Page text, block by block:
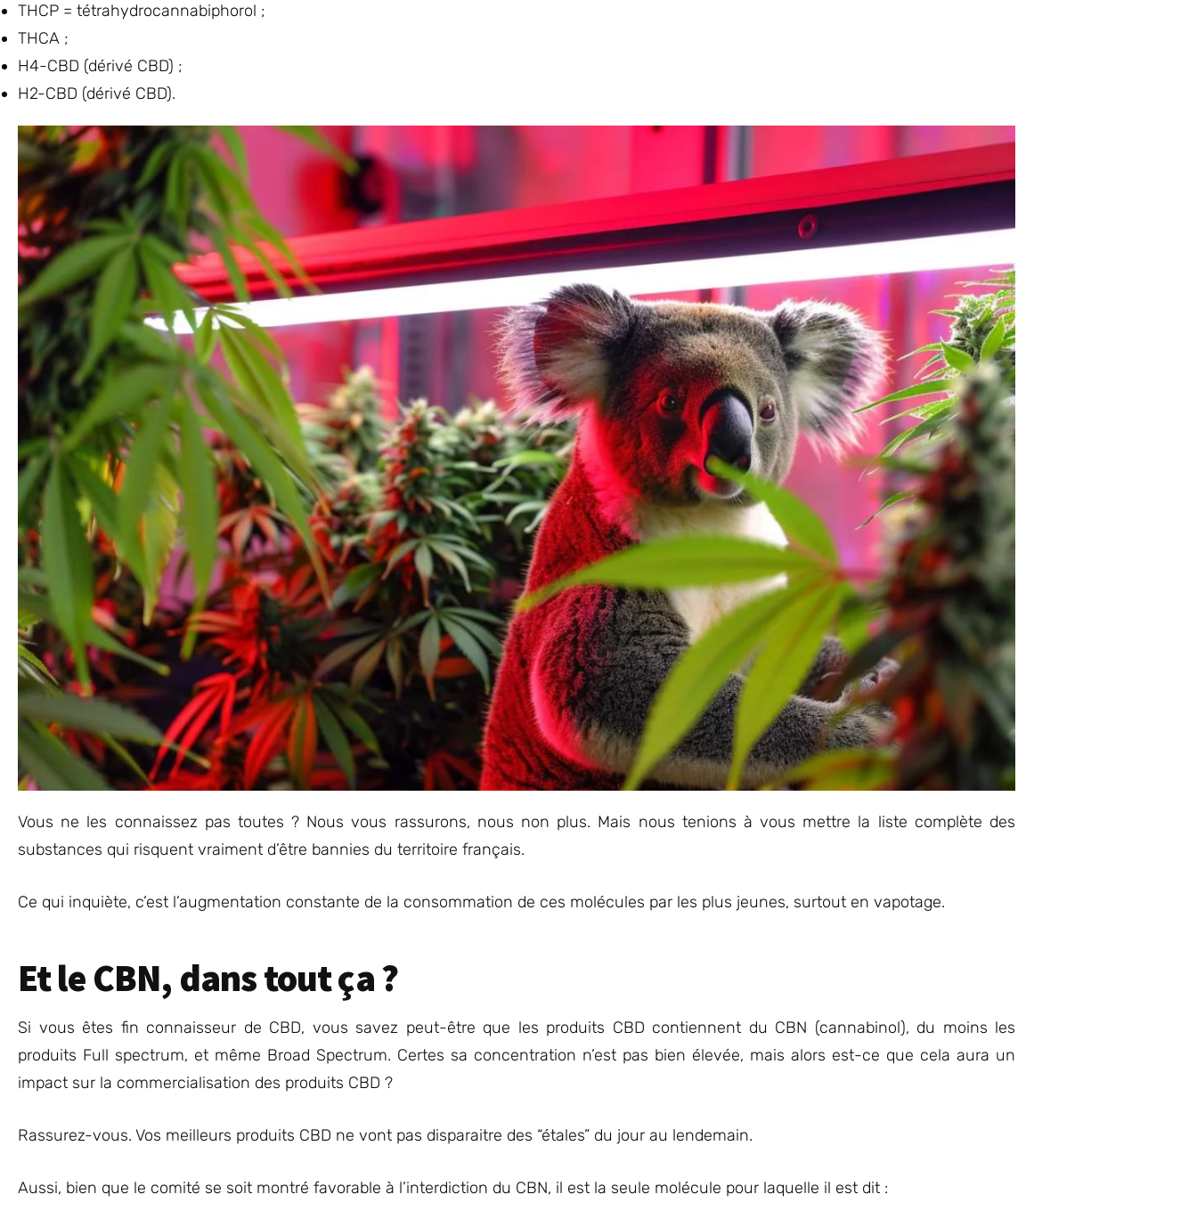
THCP = tétrahydrocannabiphorol ;
THCA ;
H4-CBD (dérivé CBD) ;
H2-CBD (dérivé CBD).
Vous ne les connaissez pas toutes ? Nous vous rassurons, nous non plus. Mais nous tenions à vous mettre la liste complète des
substances qui risquent vraiment d’être bannies du territoire français.
Ce qui inquiète, c’est l’augmentation constante de la consommation de ces molécules par les plus jeunes, surtout en vapotage.
Et le CBN, dans tout ça ?
Si vous êtes fin connaisseur de CBD, vous savez peut-être que les produits CBD contiennent du CBN (cannabinol), du moins les
produits Full spectrum, et même Broad Spectrum. Certes sa concentration n’est pas bien élevée, mais alors est-ce que cela aura un
impact sur la commercialisation des produits CBD ?
Rassurez-vous. Vos meilleurs produits CBD ne vont pas disparaitre des “étales” du jour au lendemain.
Aussi, bien que le comité se soit montré favorable à l’interdiction du CBN, il est la seule molécule pour laquelle il est dit :